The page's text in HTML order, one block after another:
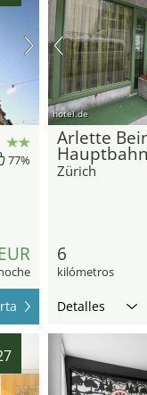
77%
hotel.de
Arlette
Zürich
6
kilómetros
Detalles